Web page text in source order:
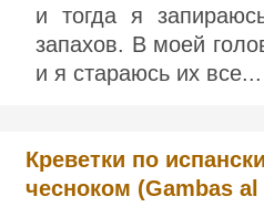
и тогда я
запахов. В моей
и я стараюсь их все...
Креветки по
чесноком (Gambas